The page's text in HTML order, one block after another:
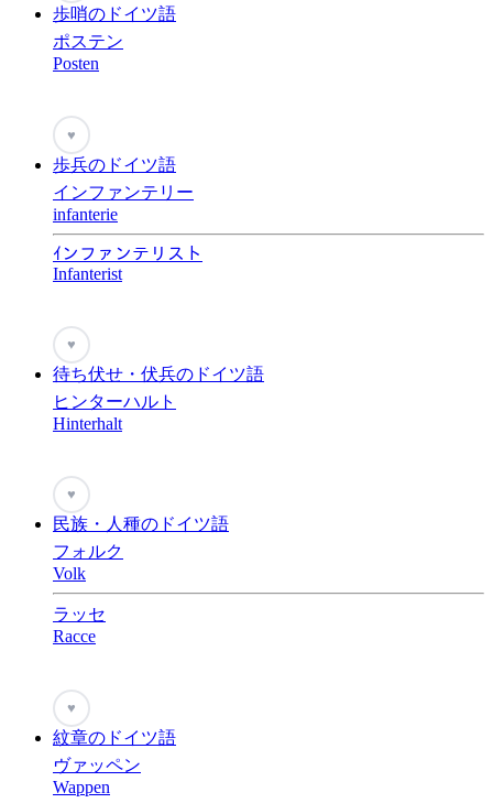
歩哨のドイツ語
ポステン
Posten
♥
歩兵のドイツ語
インファンテリー
infanterie
ｲンファンテリスト
Infanterist
♥
待ち伏せ・伏兵のドイツ語
ヒンターハルト
Hinterhalt
♥
民族・人種のドイツ語
フォルク
Volk
ラッセ
Racce
♥
紋章のドイツ語
ヴァッペン
Wappen